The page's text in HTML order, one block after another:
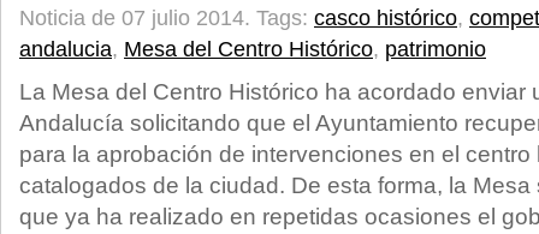
Noticia de 07 julio 2014. Tags: casco histórico,
andalucia, Mesa del Centro Histórico, patrimonio
La Mesa del Centro Histórico ha acordado enviar
Andalucía solicitando que el Ayuntamiento
para la aprobación de intervenciones en el
catalogados de la ciudad. De esta forma, la
que ya ha realizado en repetidas ocasiones el